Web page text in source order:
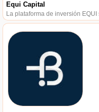
Equi Capital
La plataforma de inversión